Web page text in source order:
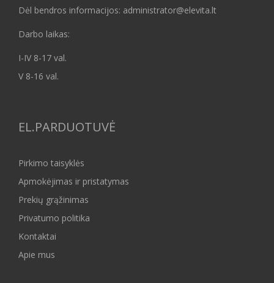
Dėl bendros informacijos: administrator@elevita.lt
Darbo laikas:
I-IV 8-17 val.
V 8-16 val.
EL.PARDUOTUVĖ
Pirkimo taisyklės
Apmokėjimas ir pristatymas
Prekių grąžinimas
Privatumo politika
Kontaktai
Apie mus